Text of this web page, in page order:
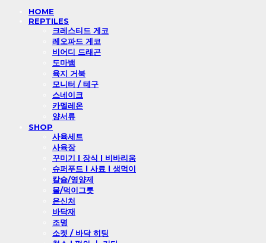
HOME
REPTILES
크레스티드 게코
레오파드 게코
비어디 드래곤
도마뱀
육지 거북
모니터 / 테구
스네이크
카멜레온
양서류
SHOP
사육세트
사육장
꾸미기 l 장식 l 비바리움
슈퍼푸드 l 사료 l 생먹이
칼슘/영양제
물/먹이그릇
은신처
바닥재
조명
소켓 / 바닥 히팅